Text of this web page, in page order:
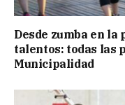
Desde zumba en la
talentos: todas las
Municipalidad